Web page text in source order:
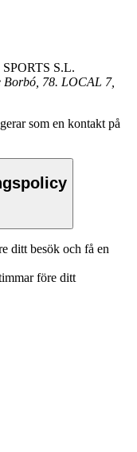
S.L.
Borbó, 78. LOCAL 7,
som en kontakt på
ditt besök och få en
före ditt